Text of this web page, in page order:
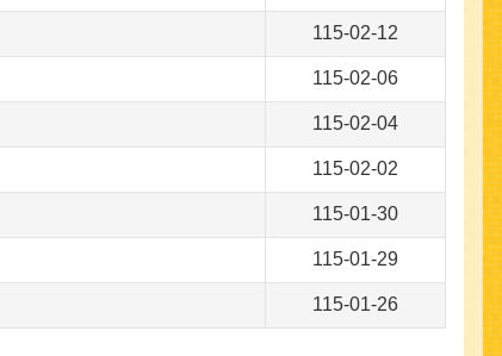
115-02-12
115-02-06
115-02-04
115-02-02
115-01-30
115-01-29
115-01-26